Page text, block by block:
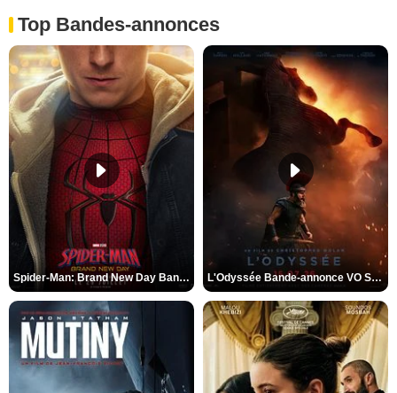
Top Bandes-annonces
Spider-Man: Brand New Day Bande-annonce VO STFR L'Odyssée Bande-annonce VO STFR